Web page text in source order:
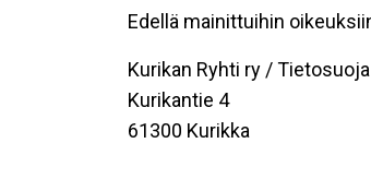
Edellä mainittuihin
Kurikan Ryhti ry / Tietosuoja
Kurikantie 4
61300 Kurikka